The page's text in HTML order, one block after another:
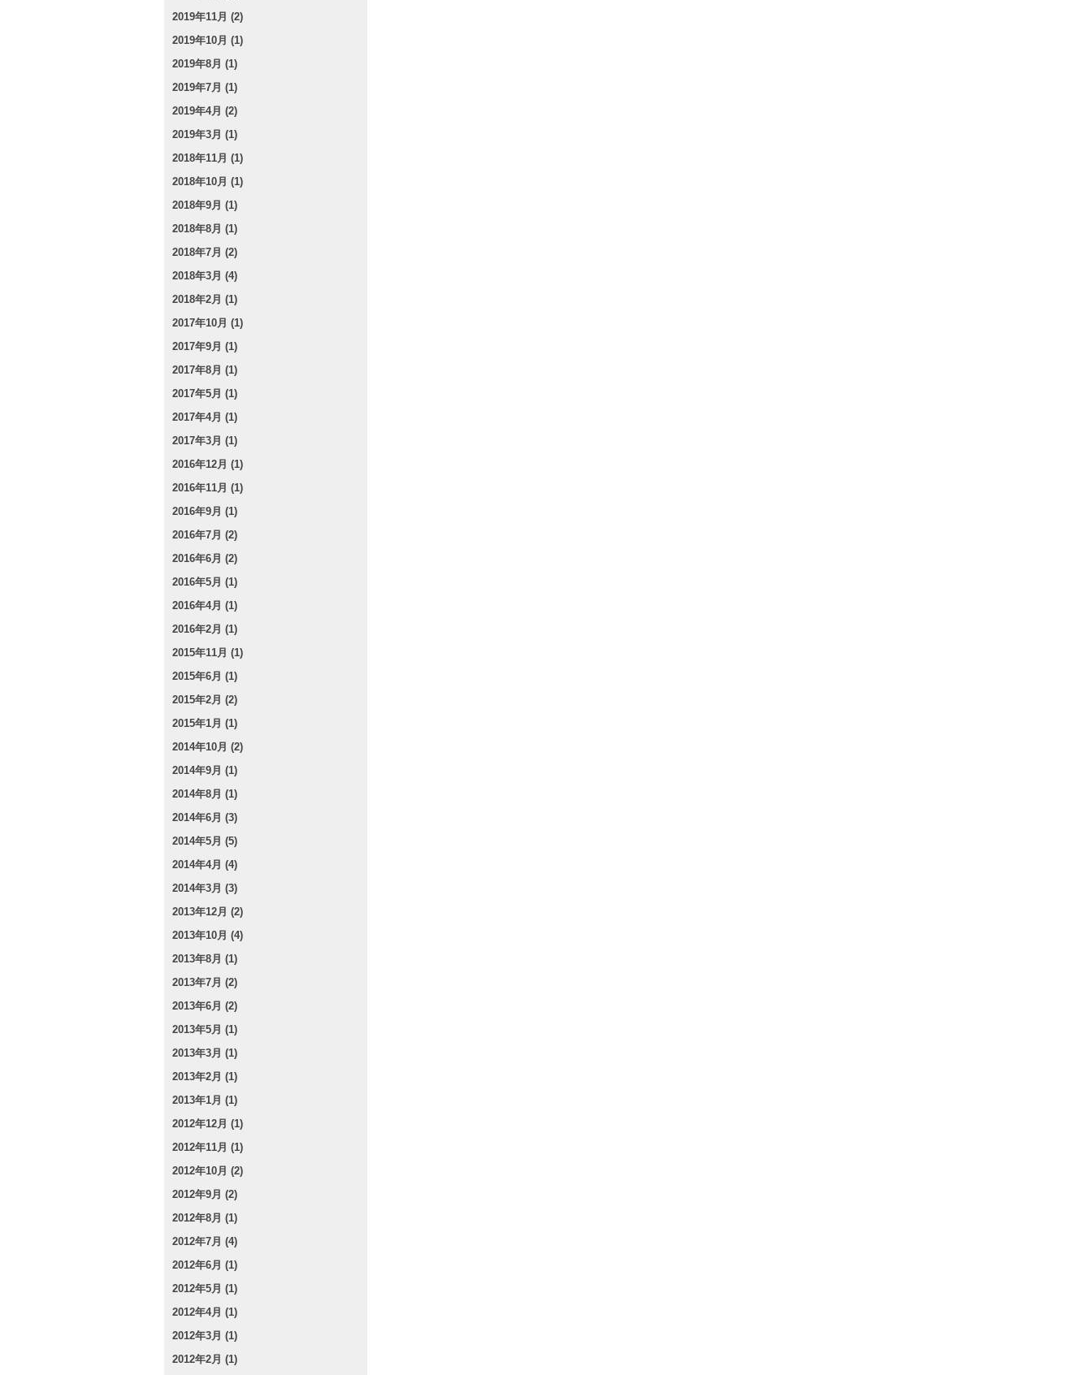
2019年11月 (2)
2019年10月 (1)
2019年8月 (1)
2019年7月 (1)
2019年4月 (2)
2019年3月 (1)
2018年11月 (1)
2018年10月 (1)
2018年9月 (1)
2018年8月 (1)
2018年7月 (2)
2018年3月 (4)
2018年2月 (1)
2017年10月 (1)
2017年9月 (1)
2017年8月 (1)
2017年5月 (1)
2017年4月 (1)
2017年3月 (1)
2016年12月 (1)
2016年11月 (1)
2016年9月 (1)
2016年7月 (2)
2016年6月 (2)
2016年5月 (1)
2016年4月 (1)
2016年2月 (1)
2015年11月 (1)
2015年6月 (1)
2015年2月 (2)
2015年1月 (1)
2014年10月 (2)
2014年9月 (1)
2014年8月 (1)
2014年6月 (3)
2014年5月 (5)
2014年4月 (4)
2014年3月 (3)
2013年12月 (2)
2013年10月 (4)
2013年8月 (1)
2013年7月 (2)
2013年6月 (2)
2013年5月 (1)
2013年3月 (1)
2013年2月 (1)
2013年1月 (1)
2012年12月 (1)
2012年11月 (1)
2012年10月 (2)
2012年9月 (2)
2012年8月 (1)
2012年7月 (4)
2012年6月 (1)
2012年5月 (1)
2012年4月 (1)
2012年3月 (1)
2012年2月 (1)